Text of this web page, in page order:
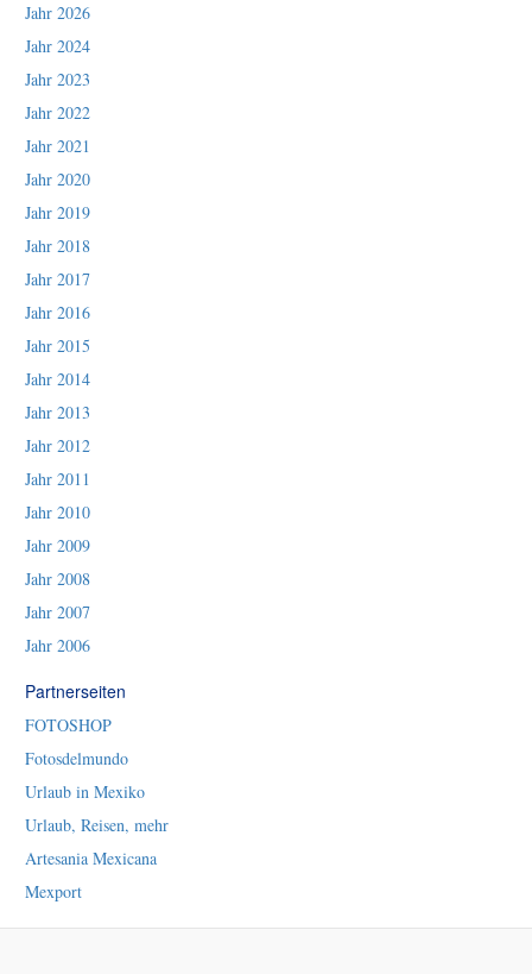
Jahr 2026
Jahr 2024
Jahr 2023
Jahr 2022
Jahr 2021
Jahr 2020
Jahr 2019
Jahr 2018
Jahr 2017
Jahr 2016
Jahr 2015
Jahr 2014
Jahr 2013
Jahr 2012
Jahr 2011
Jahr 2010
Jahr 2009
Jahr 2008
Jahr 2007
Jahr 2006
Partnerseiten
FOTOSHOP
Fotosdelmundo
Urlaub in Mexiko
Urlaub, Reisen, mehr
Artesania Mexicana
Mexport